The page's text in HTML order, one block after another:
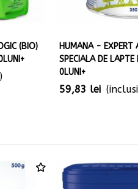
(BIO)
HUMANA - EXPERT
SPECIALA DE
0LUNI+
59,83 lei